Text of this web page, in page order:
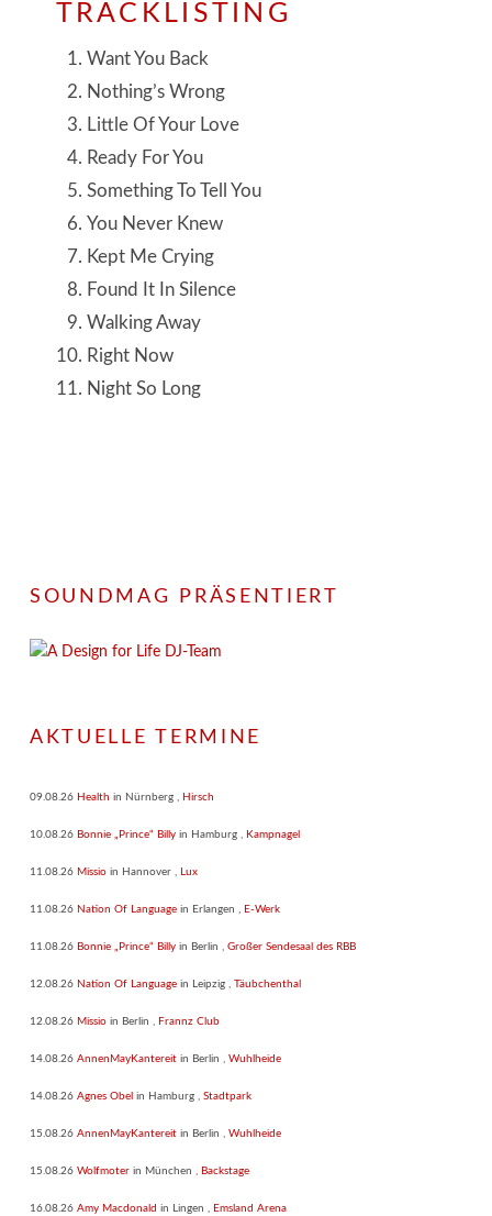
TRACKLISTING
Want You Back
Nothing’s Wrong
Little Of Your Love
Ready For You
Something To Tell You
You Never Knew
Kept Me Crying
Found It In Silence
Walking Away
Right Now
Night So Long
SOUNDMAG PRÄSENTIERT
AKTUELLE TERMINE
09.08.26 Health in Nürnberg , Hirsch
10.08.26 Bonnie „Prince“ Billy in Hamburg , Kampnagel
11.08.26 Missio in Hannover , Lux
11.08.26 Nation Of Language in Erlangen , E-Werk
11.08.26 Bonnie „Prince“ Billy in Berlin , Großer Sendesaal des RBB
12.08.26 Nation Of Language in Leipzig , Täubchenthal
12.08.26 Missio in Berlin , Frannz Club
14.08.26 AnnenMayKantereit in Berlin , Wuhlheide
14.08.26 Agnes Obel in Hamburg , Stadtpark
15.08.26 AnnenMayKantereit in Berlin , Wuhlheide
15.08.26 Wolfmoter in München , Backstage
16.08.26 Amy Macdonald in Lingen , Emsland Arena